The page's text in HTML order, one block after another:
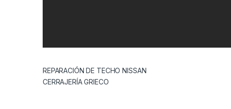
REPARACIÓN DE TECHO NISSAN
CERRAJERÍA GRIECO